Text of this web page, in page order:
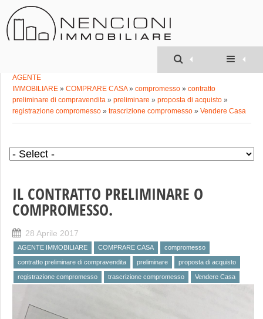
AGENTE
IMMOBILIARE » COMPRARE CASA» compromesso » contratto
preliminare di compravendita » preliminare » proposta di acquisto »
registrazione compromesso » trascrizione compromesso » Vendere Casa
IL CONTRATTO PRELIMINARE O
COMPROMESSO.
28 Aprile 2017
AGENTE IMMOBILIARE COMPRARE CASA compromesso
contratto preliminare di compravendita preliminare proposta di acquisto
registrazione compromesso trascrizione compromesso Vendere Casa